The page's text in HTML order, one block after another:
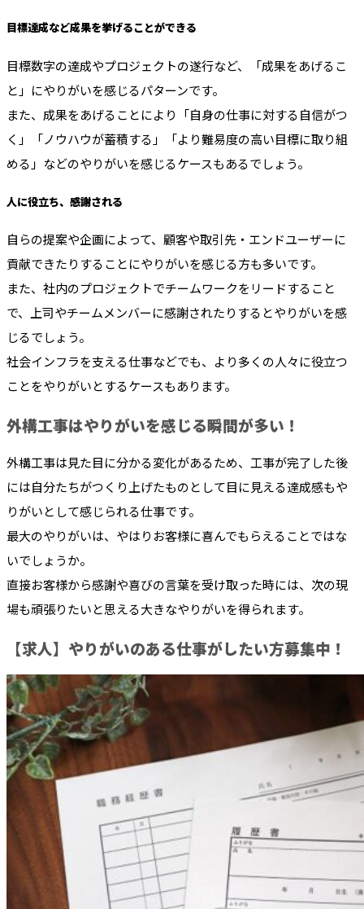
目標達成など成果を挙げることができる
目標数字の達成やプロジェクトの遂行など、「成果をあげるこ
と」にやりがいを感じるパターンです。
また、成果をあげることにより「自身の仕事に対する自信がつ
く」「ノウハウが蓄積する」「より難易度の高い目標に取り組
める」などのやりがいを感じるケースもあるでしょう。
人に役立ち、感謝される
自らの提案や企画によって、顧客や取引先・エンドユーザーに
貢献できたりすることにやりがいを感じる方も多いです。
また、社内のプロジェクトでチームワークをリードすること
で、上司やチームメンバーに感謝されたりするとやりがいを感
じるでしょう。
社会インフラを支える仕事などでも、より多くの人々に役立つ
ことをやりがいとするケースもあります。
外構工事はやりがいを感じる瞬間が多い！
外構工事は見た目に分かる変化があるため、工事が完了した後
には自分たちがつくり上げたものとして目に見える達成感もや
りがいとして感じられる仕事です。
最大のやりがいは、やはりお客様に喜んでもらえることではな
いでしょうか。
直接お客様から感謝や喜びの言葉を受け取った時には、次の現
場も頑張りたいと思える大きなやりがいを得られます。
【求人】やりがいのある仕事がしたい方募集中！